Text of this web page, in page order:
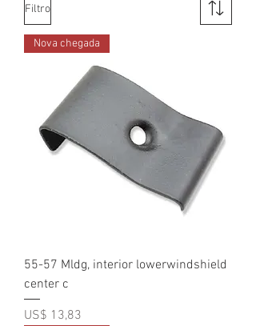
Filtro
Nova chegada
55-57 Mldg, interior lowerwindshield
center c
Preço
US$ 13,83